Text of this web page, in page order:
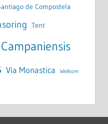
de Compostela
Tent
Via Monastica Welkom